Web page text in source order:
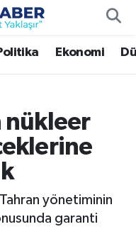
Ekonomi
nükleer
yönetiminin
garanti
Fikstür